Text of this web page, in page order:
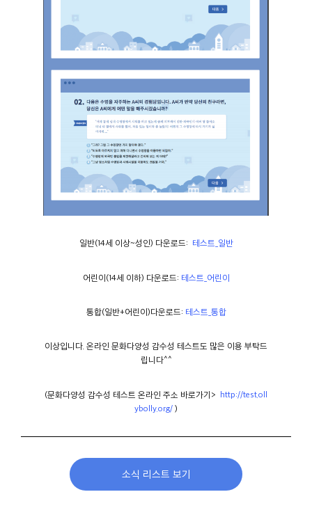
일반(14세 이상~성인) 다운로드: 테스트_일반
어린이(14세 이하) 다운로드: 테스트_어린이
통합(일반+어린이)다운로드: 테스트_통합
이상입니다. 온라인 문화다양성 감수성 테스트도 많은 이용 부탁드
립니다^^
(문화다양성 감수성 테스트 온라인 주소 바로가기> http://test.oll
ybolly.org/ )
소식 리스트 보기